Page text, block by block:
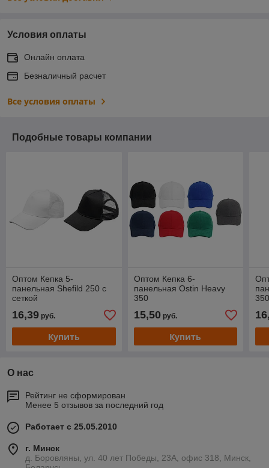
Условия оплаты
Онлайн оплата
Безналичный расчет
Все условия оплаты
Подобные товары компании
Оптом Кепка 5-
панельная Shefild 250 с
сеткой
16,39 руб.
Купить
Оптом Кепка 6-
панельная Ostin Heavy
350
15,50руб.
Купить
О нас
Рейтинг не сформирован
Менее 5 отзывов за последний год
Работает с 25.05.2010
г. Минск
д. Боровляны, ул. 40 лет Победы, 23А, офис 318, Минск,